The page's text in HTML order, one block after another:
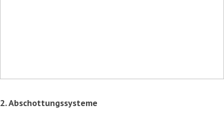
2. Abschottungssysteme